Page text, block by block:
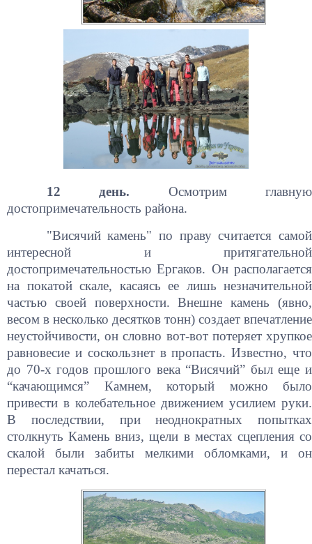
12 день. Осмотрим главную
достопримечательность района.
"Висячий камень" по праву считается самой
интересной и притягательной
достопримечательностью Ергаков. Он располагается
на покатой скале, касаясь ее лишь незначительной
частью своей поверхности. Внешне камень (явно,
весом в несколько десятков тонн) создает впечатление
неустойчивости, он словно вот-вот потеряет хрупкое
равновесие и соскользнет в пропасть. Известно, что
до 70-х годов прошлого века “Висячий” был еще и
“качающимся” Камнем, который можно было
привести в колебательное движением усилием руки.
В последствии, при неоднократных попытках
столкнуть Камень вниз, щели в местах сцепления со
скалой были забиты мелкими обломками, и он
перестал качаться.